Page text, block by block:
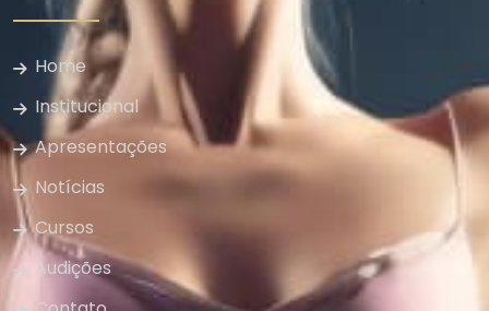
Home
Institucional
Apresentações
Notícias
Cursos
Audições